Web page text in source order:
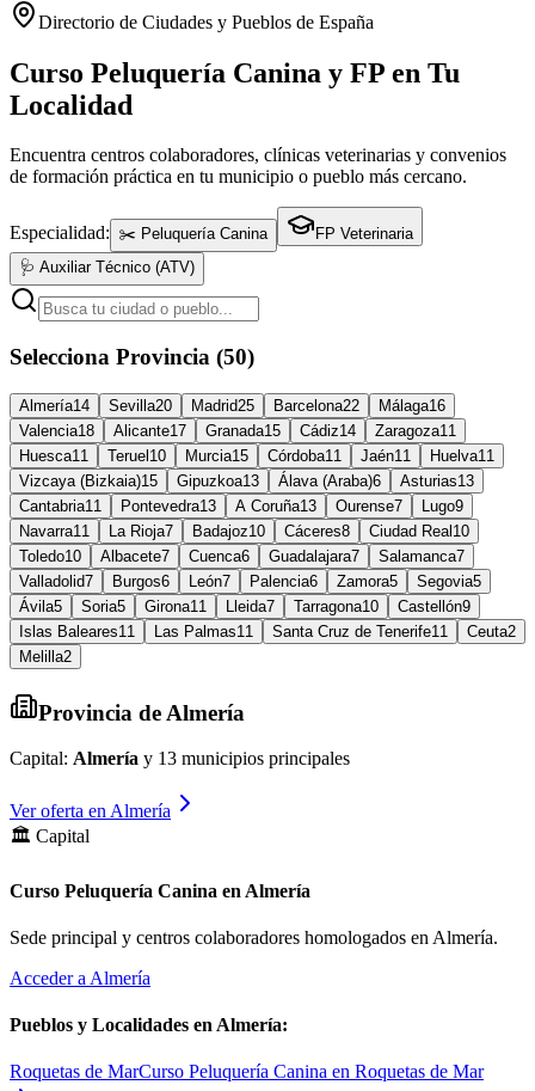
Directorio de Ciudades y Pueblos de España
Curso Peluquería Canina y FP en Tu
Localidad
Encuentra centros colaboradores, clínicas veterinarias y convenios
de formación práctica en tu municipio o pueblo más cercano.
Especialidad: ✂️ Peluquería Canina
FP Veterinaria
🩺 Auxiliar Técnico (ATV)
Selecciona Provincia (50)
Almería14 Sevilla20 Madrid25 Barcelona22 Málaga16
Valencia18 Alicante17 Granada15 Cádiz14 Zaragoza11
Huesca11 Teruel 10 Murcia15 Córdoba11 Jaén11 Huelva11
Vizcaya (Bizkaia)15 Gipuzkoa13 Álava (Araba)6 Asturias13
Cantabria11 Pontevedra13 A Coruña13 Ourense7 Lugo9
Navarra11 La Rioja7 Badajoz10 Cáceres8 Ciudad Real 10
Toledo10 Albacete7 Cuenca6 Guadalajara7 Salamanca7
Valladolid7 Burgos6 León7 Palencia6 Zamora5 Segovia5
Ávila5 Soria5 Girona11 Lleida7 Tarragona10 Castellón9
Islas Baleares11 Las Palmas11 Santa Cruz de Tenerife11 Ceuta2
Melilla2
Provincia de Almería
Capital: Almería y 13 municipios principales
Ver oferta en Almería
🏛️ Capital
Curso Peluquería Canina en Almería
Sede principal y centros colaboradores homologados en Almería.
Acceder a Almería
Pueblos y Localidades en Almería:
Roquetas de MarCurso Peluquería Canina en Roquetas de Mar